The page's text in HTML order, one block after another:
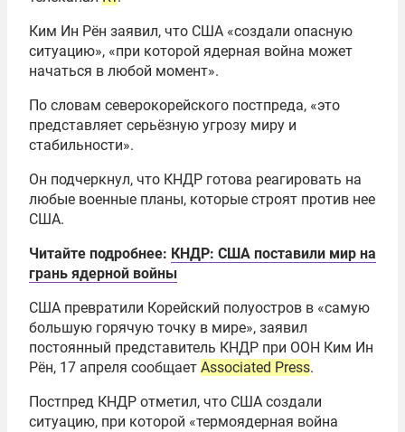
Ким Ин Рён заявил, что США «создали опасную
ситуацию», «при которой ядерная война может
начаться в любой момент».
По словам северокорейского постпреда, «это
представляет серьёзную угрозу миру и
стабильности».
Он подчеркнул, что КНДР готова реагировать на
любые военные планы, которые строят против нее
США.
Читайте подробнее: КНДР: США поставили мир на
грань ядерной войны
США превратили Корейский полуостров в «самую
большую горячую точку в мире», заявил
постоянный представитель КНДР при ООН Ким Ин
Рён, 17 апреля сообщает Associated Press.
Постпред КНДР отметил, что США создали
ситуацию, при которой «термоядерная война